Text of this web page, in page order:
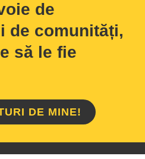
de
de comunități,
să le fie
DE MINE!